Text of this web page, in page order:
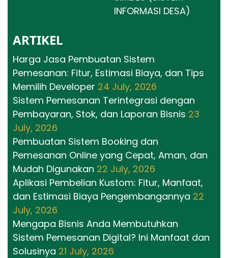
INFORMASI DESA)
ARTIKEL
Harga Jasa Pembuatan Sistem
Pemesanan: Fitur, Estimasi Biaya, dan Tips
Memilih Developer 24 July, 2026
Sistem Pemesanan Terintegrasi dengan
Pembayaran, Stok, dan Laporan Bisnis 23
July, 2026
Pembuatan Sistem Booking dan
Pemesanan Online yang Cepat, Aman, dan
Mudah Digunakan 22 July, 2026
Aplikasi Pembelian Kustom: Fitur, Manfaat,
dan Estimasi Biaya Pengembangannya 22
July, 2026
Mengapa Bisnis Anda Membutuhkan
Sistem Pemesanan Digital? Ini Manfaat dan
Solusinya 21 July, 2026